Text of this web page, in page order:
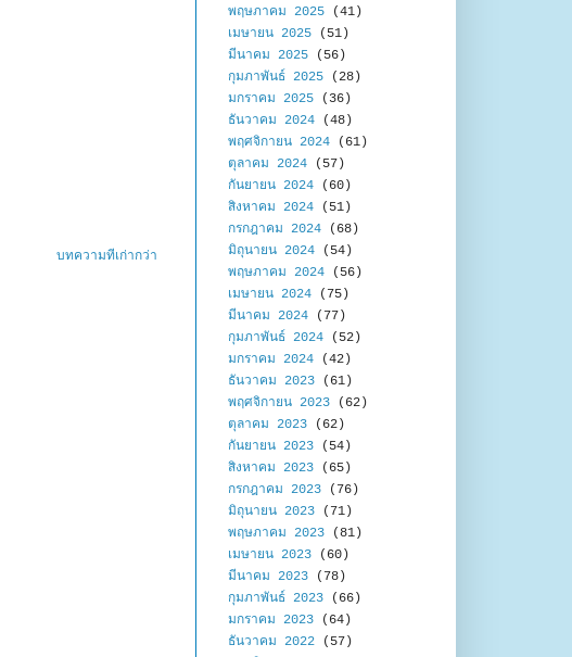
บทความที่เก่ากว่า
พฤษภาคม 2025 (41)
เมษายน 2025 (51)
มีนาคม 2025 (56)
กุมภาพันธ์ 2025 (28)
มกราคม 2025 (36)
ธันวาคม 2024 (48)
พฤศจิกายน 2024 (61)
ตุลาคม 2024 (57)
กันยายน 2024 (60)
สิงหาคม 2024 (51)
กรกฎาคม 2024 (68)
มิถุนายน 2024 (54)
พฤษภาคม 2024 (56)
เมษายน 2024 (75)
มีนาคม 2024 (77)
กุมภาพันธ์ 2024 (52)
มกราคม 2024 (42)
ธันวาคม 2023 (61)
พฤศจิกายน 2023 (62)
ตุลาคม 2023 (62)
กันยายน 2023 (54)
สิงหาคม 2023 (65)
กรกฎาคม 2023 (76)
มิถุนายน 2023 (71)
พฤษภาคม 2023 (81)
เมษายน 2023 (60)
มีนาคม 2023 (78)
กุมภาพันธ์ 2023 (66)
มกราคม 2023 (64)
ธันวาคม 2022 (57)